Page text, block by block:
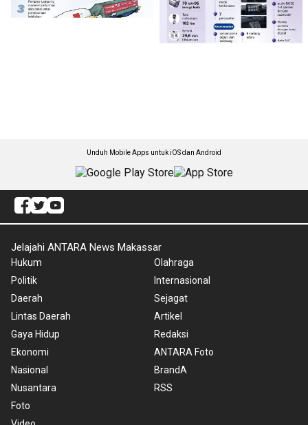
Unduh Mobile Apps untuk iOS dan Android
Jelajahi ANTARA News Makassar
Hukum
Politik
Daerah
Lintas Daerah
Gaya Hidup
Ekonomi
Nasional
Nusantara
Foto
Olahraga
Internasional
Sejagat
Artikel
Redaksi
ANTARA Foto
BrandA
RSS